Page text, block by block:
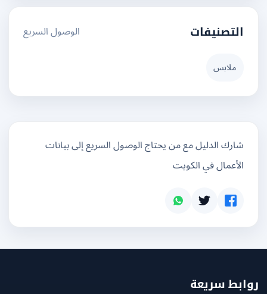
التصنيفات الوصول السريع
ملابس
شارك الدليل مع من يحتاج الوصول السريع إلى بيانات
الأعمال في الكويت
سريعة